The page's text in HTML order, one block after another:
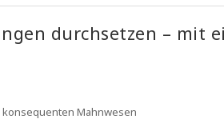
durchsetzen – mit
Mahnwesen